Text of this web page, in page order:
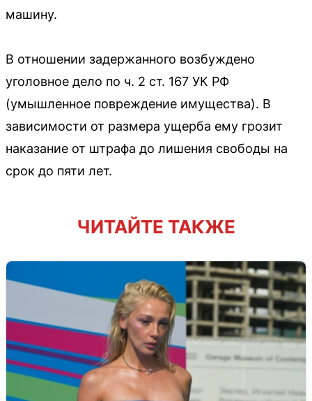
машину.
В отношении задержанного возбуждено
уголовное дело по ч. 2 ст. 167 УК РФ
(умышленное повреждение имущества). В
зависимости от размера ущерба ему грозит
наказание от штрафа до лишения свободы на
срок до пяти лет.
ЧИТАЙТЕ ТАКЖЕ